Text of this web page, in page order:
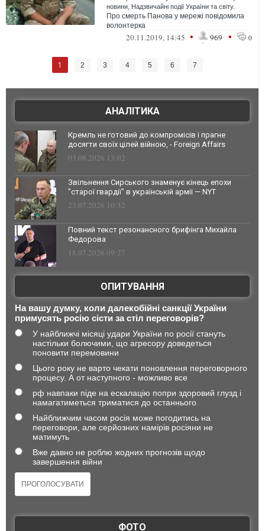
новини Надзвичайні події України та світу.
Про смерть Панова у мережі повідомила
волонтерка
20.11.2019, 14:45 • 969 • 0
1 2 3 4 5 6 7
АНАЛІТИКА
Кремль не готовий до компромісів і прагне
досягти своїх цілей війною, - Foreign Affairs
03.08.2026 13:02
Звільнення Сирського знаменує кінець епохи
"старої гвардії" в українській армії — NYT
23.07.2026 10:32
Повний текст резонансного брифінга Михайла
Федорова
18.07.2026 09:27
ОПИТУВАННЯ
На вашу думку, коли далекобійні санкції України
примусять росію сісти за стіл переговорів?
У найближчі місяці удари України по росії стануть
настільки болючими, що агресору доведеться
поновити перемовини
Цього року не варто чекати поновлення переговорного
процесу. А от наступного - можливо все
рф навпаки піде на ескалацію попри здоровий глузд і
намагатиметься триматися до останнього
Найближчим часом росія може погодитись на
переговори, але серйозних намірів росіяни не
матимуть
Вже давно не роблю жодних прогнозів щодо
завершення війни
ФОТО